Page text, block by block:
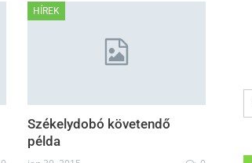
HÍREK
Székelydobó követendő
példa